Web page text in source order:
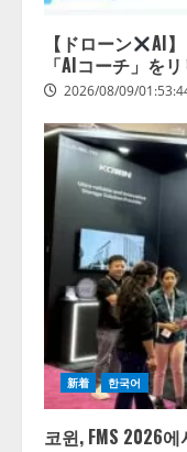
【ドローン
AI
「AIコーチ」を
2026/08/09/
新着 한국어
코윈, FMS 2026